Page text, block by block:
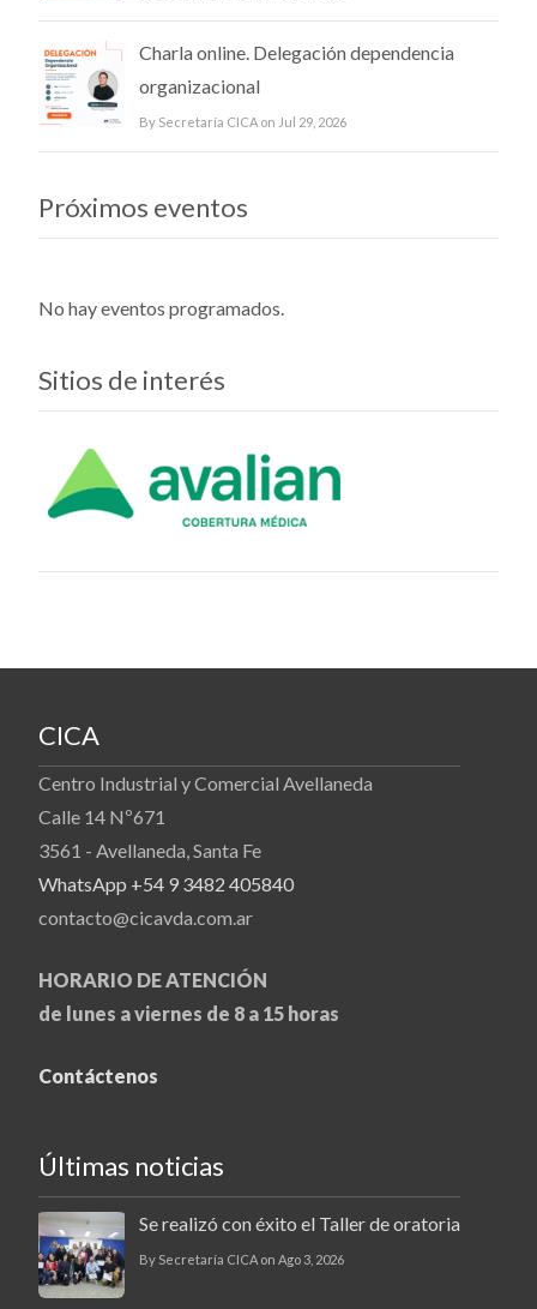
Charla online. Delegación dependencia
organizacional
By Secretaría CICA on Jul 29, 2026
Próximos eventos
No hay eventos programados.
Sitios de interés
CICA
Centro Industrial y Comercial Avellaneda
Calle 14 Nº671
3561 - Avellaneda, Santa Fe
WhatsApp +54 9 3482 405840
contacto@cicavda.com.ar
HORARIO DE ATENCIÓN
de lunes a viernes de 8 a 15 horas
Contáctenos
Últimas noticias
Se realizó con éxito el Taller de oratoria
By Secretaría CICA on Ago 3, 2026